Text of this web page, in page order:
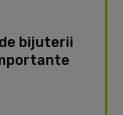
bijuterii